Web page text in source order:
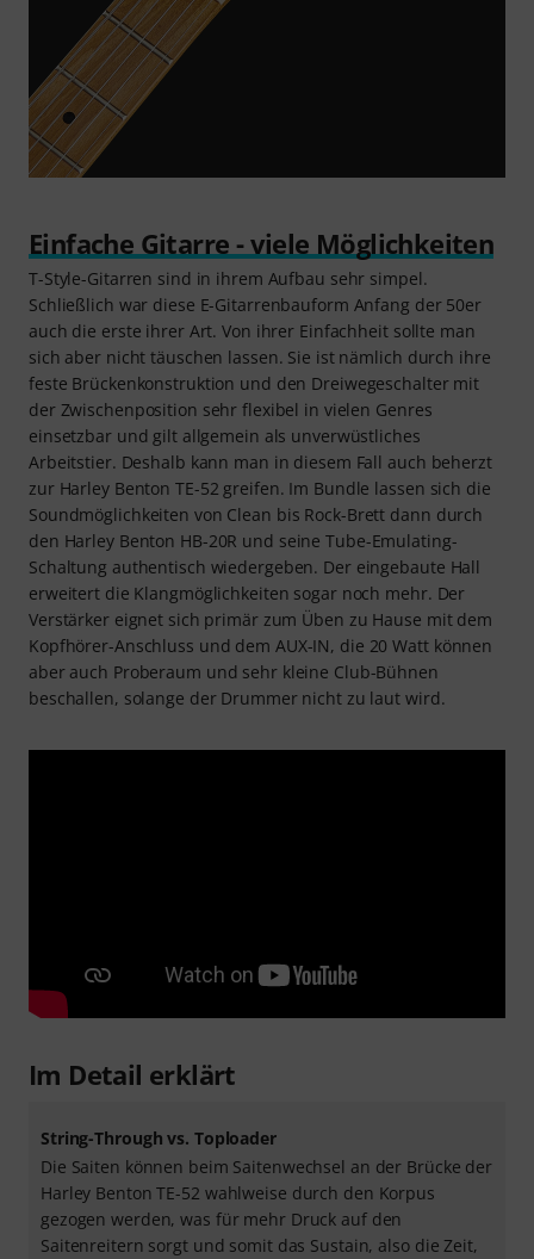
Einfache Gitarre - viele Möglichkeiten
T-Style-Gitarren sind in ihrem Aufbau sehr simpel.
Schließlich war diese E-Gitarrenbauform Anfang der 50er
auch die erste ihrer Art. Von ihrer Einfachheit sollte man
sich aber nicht täuschen lassen. Sie ist nämlich durch ihre
feste Brückenkonstruktion und den Dreiwegeschalter mit
der Zwischenposition sehr flexibel in vielen Genres
einsetzbar und gilt allgemein als unverwüstliches
Arbeitstier. Deshalb kann man in diesem Fall auch beherzt
zur Harley Benton TE-52 greifen. Im Bundle lassen sich die
Soundmöglichkeiten von Clean bis Rock-Brett dann durch
den Harley Benton HB-20R und seine Tube-Emulating-
Schaltung authentisch wiedergeben. Der eingebaute Hall
erweitert die Klangmöglichkeiten sogar noch mehr. Der
Verstärker eignet sich primär zum Üben zu Hause mit dem
Kopfhörer-Anschluss und dem AUX-IN, die 20 Watt können
aber auch Proberaum und sehr kleine Club-Bühnen
beschallen, solange der Drummer nicht zu laut wird.
Im Detail erklärt
String-Through vs. Toploader
Die Saiten können beim Saitenwechsel an der Brücke der
Harley Benton TE-52 wahlweise durch den Korpus
gezogen werden, was für mehr Druck auf den
Saitenreitern sorgt und somit das Sustain, also die Zeit,